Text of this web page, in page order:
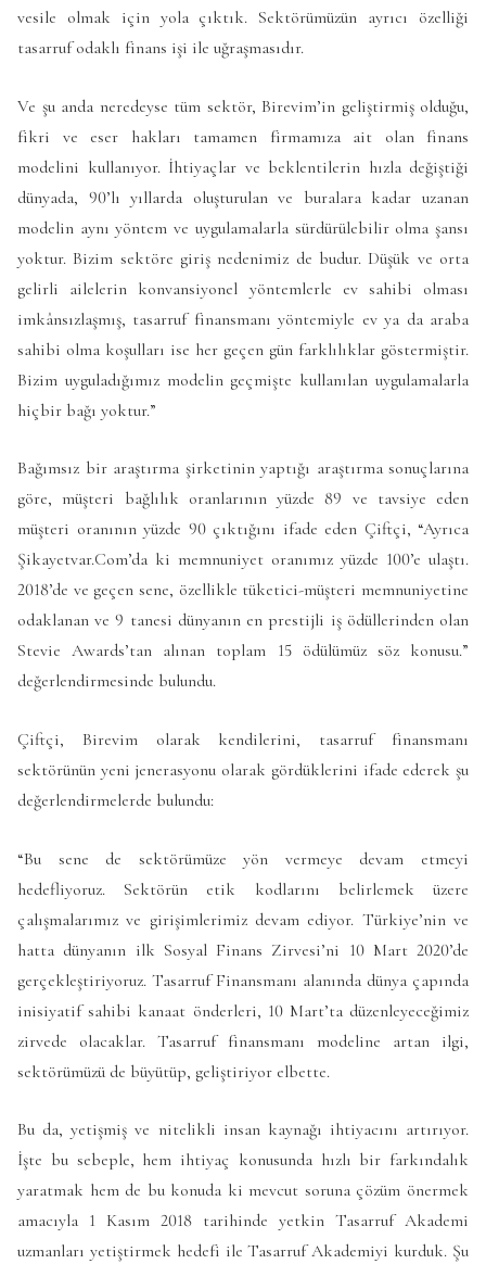
vesile olmak için yola çıktık. Sektörümüzün ayrıcı özelliği
tasarruf odaklı finans işi ile uğraşmasıdır.
Ve şu anda neredeyse tüm sektör, Birevim’in geliştirmiş olduğu,
fikri ve eser hakları tamamen firmamıza ait olan finans
modelini kullanıyor. İhtiyaçlar ve beklentilerin hızla değiştiği
dünyada, 90’lı yıllarda oluşturulan ve buralara kadar uzanan
modelin aynı yöntem ve uygulamalarla sürdürülebilir olma şansı
yoktur. Bizim sektöre giriş nedenimiz de budur. Düşük ve orta
gelirli ailelerin konvansiyonel yöntemlerle ev sahibi olması
imkânsızlaşmış, tasarruf finansmanı yöntemiyle ev ya da araba
sahibi olma koşulları ise her geçen gün farklılıklar göstermiştir.
Bizim uyguladığımız modelin geçmişte kullanılan uygulamalarla
hiçbir bağı yoktur.”
Bağımsız bir araştırma şirketinin yaptığı araştırma sonuçlarına
göre, müşteri bağlılık oranlarının yüzde 89 ve tavsiye eden
müşteri oranının yüzde 90 çıktığını ifade eden Çiftçi, “Ayrıca
Şikayetvar.Com’da ki memnuniyet oranımız yüzde 100’e ulaştı.
2018’de ve geçen sene, özellikle tüketici-müşteri memnuniyetine
odaklanan ve 9 tanesi dünyanın en prestijli iş ödüllerinden olan
Stevie Awards’tan alınan toplam 15 ödülümüz söz konusu.”
değerlendirmesinde bulundu.
Çiftçi, Birevim olarak kendilerini, tasarruf finansmanı
sektörünün yeni jenerasyonu olarak gördüklerini ifade ederek şu
değerlendirmelerde bulundu:
“Bu sene de sektörümüze yön vermeye devam etmeyi
hedefliyoruz. Sektörün etik kodlarını belirlemek üzere
çalışmalarımız ve girişimlerimiz devam ediyor. Türkiye’nin ve
hatta dünyanın ilk Sosyal Finans Zirvesi’ni 10 Mart 2020’de
gerçekleştiriyoruz. Tasarruf Finansmanı alanında dünya çapında
inisiyatif sahibi kanaat önderleri, 10 Mart’ta düzenleyeceğimiz
zirvede olacaklar. Tasarruf finansmanı modeline artan ilgi,
sektörümüzü de büyütüp, geliştiriyor elbette.
Bu da, yetişmiş ve nitelikli insan kaynağı ihtiyacını artırıyor.
İşte bu sebeple, hem ihtiyaç konusunda hızlı bir farkındalık
yaratmak hem de bu konuda ki mevcut soruna çözüm önermek
amacıyla 1 Kasım 2018 tarihinde yetkin Tasarruf Akademi
uzmanları yetiştirmek hedefi ile Tasarruf Akademiyi kurduk. Şu